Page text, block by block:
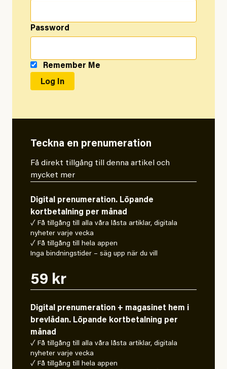
Password
Remember Me
Teckna en prenumeration
Få direkt tillgång till denna artikel och
mycket mer
Digital prenumeration. Löpande
kortbetalning per månad
✓ Få tillgång till alla våra låsta artiklar, digitala
nyheter varje vecka
✓ Få tillgång till hela appen
Inga bindningstider – säg upp när du vill
59 kr
Digital prenumeration + magasinet hem i
brevlådan. Löpande kortbetalning per
månad
✓ Få tillgång till alla våra låsta artiklar, digitala
nyheter varje vecka
✓ Få tillgång till hela appen